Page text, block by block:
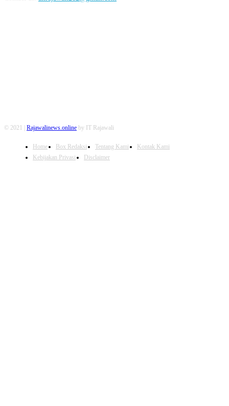
© 2021 | Rajawalinews.online by IT Rajawali
Home Box Redaksi Tentang Kami
Kontak Kami
Kebijakan Privasi
Disclaimer